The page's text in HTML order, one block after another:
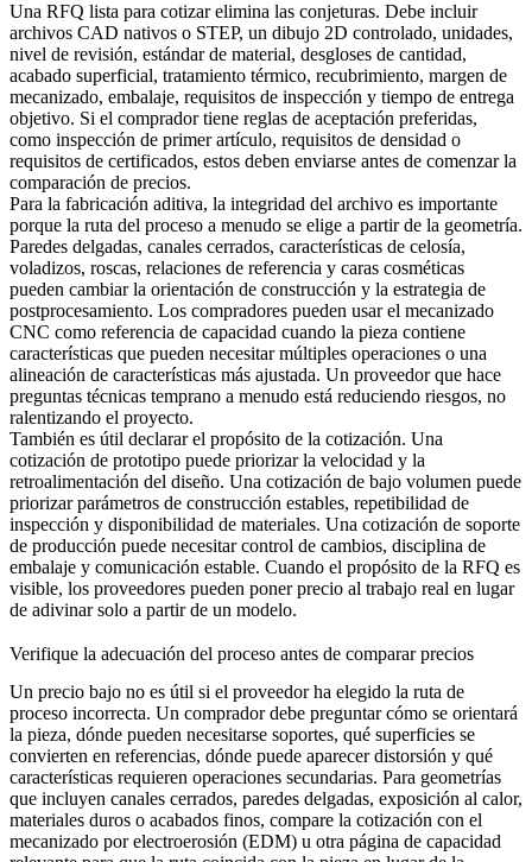
Una RFQ lista para cotizar elimina las conjeturas. Debe incluir
archivos CAD nativos o STEP, un dibujo 2D controlado, unidades,
nivel de revisión, estándar de material, desgloses de cantidad,
acabado superficial, tratamiento térmico, recubrimiento, margen de
mecanizado, embalaje, requisitos de inspección y tiempo de entrega
objetivo. Si el comprador tiene reglas de aceptación preferidas,
como inspección de primer artículo, requisitos de densidad o
requisitos de certificados, estos deben enviarse antes de comenzar la
comparación de precios.
Para la fabricación aditiva, la integridad del archivo es importante
porque la ruta del proceso a menudo se elige a partir de la geometría.
Paredes delgadas, canales cerrados, características de celosía,
voladizos, roscas, relaciones de referencia y caras cosméticas
pueden cambiar la orientación de construcción y la estrategia de
postprocesamiento. Los compradores pueden usar el mecanizado
CNC como referencia de capacidad cuando la pieza contiene
características que pueden necesitar múltiples operaciones o una
alineación de características más ajustada. Un proveedor que hace
preguntas técnicas temprano a menudo está reduciendo riesgos, no
ralentizando el proyecto.
También es útil declarar el propósito de la cotización. Una
cotización de prototipo puede priorizar la velocidad y la
retroalimentación del diseño. Una cotización de bajo volumen puede
priorizar parámetros de construcción estables, repetibilidad de
inspección y disponibilidad de materiales. Una cotización de soporte
de producción puede necesitar control de cambios, disciplina de
embalaje y comunicación estable. Cuando el propósito de la RFQ es
visible, los proveedores pueden poner precio al trabajo real en lugar
de adivinar solo a partir de un modelo.
Verifique la adecuación del proceso antes de comparar precios
Un precio bajo no es útil si el proveedor ha elegido la ruta de
proceso incorrecta. Un comprador debe preguntar cómo se orientará
la pieza, dónde pueden necesitarse soportes, qué superficies se
convierten en referencias, dónde puede aparecer distorsión y qué
características requieren operaciones secundarias. Para geometrías
que incluyen canales cerrados, paredes delgadas, exposición al calor,
materiales duros o acabados finos, compare la cotización con el
mecanizado por electroerosión (EDM) u otra página de capacidad